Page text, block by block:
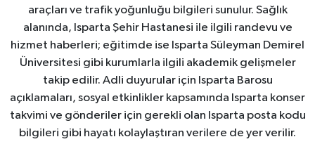
araçları ve trafik yoğunluğu bilgileri sunulur. Sağlık
alanında, Isparta Şehir Hastanesi ile ilgili randevu ve
hizmet haberleri; eğitimde ise Isparta Süleyman Demirel
Üniversitesi gibi kurumlarla ilgili akademik gelişmeler
takip edilir. Adli duyurular için Isparta Barosu
açıklamaları, sosyal etkinlikler kapsamında Isparta konser
takvimi ve gönderiler için gerekli olan Isparta posta kodu
bilgileri gibi hayatı kolaylaştıran verilere de yer verilir.